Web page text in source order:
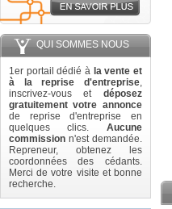
QUI SOMMES NOUS
1er portail dédié à la vente et
à la reprise d'entreprise,
inscrivez-vous et déposez
gratuitement votre annonce
de reprise d'entreprise en
quelques clics. Aucune
commission n'est demandée.
Repreneur, obtenez les
coordonnées des cédants.
Merci de votre visite et bonne
recherche.